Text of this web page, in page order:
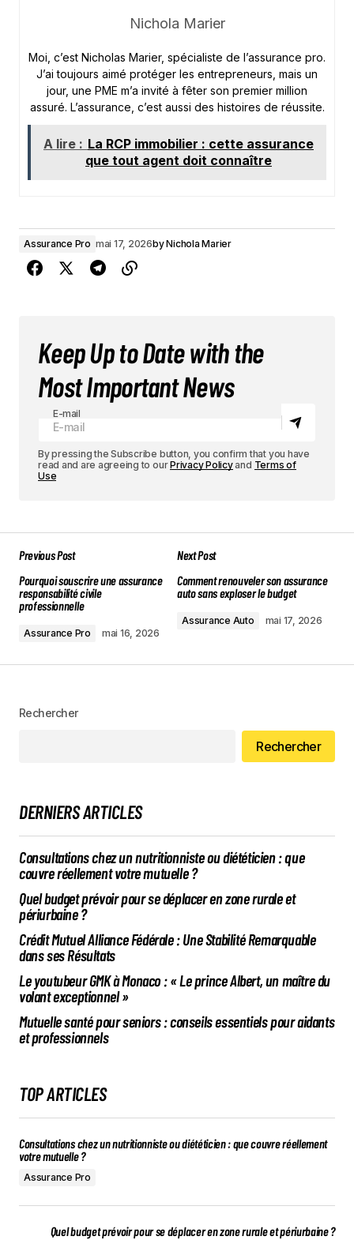
Nichola Marier
Moi, c’est Nicholas Marier, spécialiste de l’assurance pro.
J’ai toujours aimé protéger les entrepreneurs, mais un
jour, une PME m’a invité à fêter son premier million
assuré. L’assurance, c’est aussi des histoires de réussite.
A lire : La RCP immobilier : cette assurance
que tout agent doit connaître
Assurance Pro mai 17, 2026byNichola Marier
Keep Up to Date with the
Most Important News
E-mail
By pressing the Subscribe button, you confirm that you have
read and are agreeing to ourPrivacy Policyand Terms of
Use
Previous Post
Pourquoi souscrire une assurance
responsabilité civile
professionnelle
Assurance Pro mai 16, 2026
Next Post
Comment renouveler son assurance
auto sans exploser le budget
Assurance Auto mai 17, 2026
Rechercher
Rechercher
DERNIERS ARTICLES
Consultations chez un nutritionniste ou diététicien : que
couvre réellement votre mutuelle ?
Quel budget prévoir pour se déplacer en zone rurale et
périurbaine ?
Crédit Mutuel Alliance Fédérale : Une Stabilité Remarquable
dans ses Résultats
Le youtubeur GMK à Monaco : « Le prince Albert, un maître du
volant exceptionnel »
Mutuelle santé pour seniors : conseils essentiels pour aidants
et professionnels
TOP ARTICLES
Consultations chez un nutritionniste ou diététicien : que couvre réellement
votre mutuelle ?
Assurance Pro
Quel budget prévoir pour se déplacer en zone rurale et périurbaine ?